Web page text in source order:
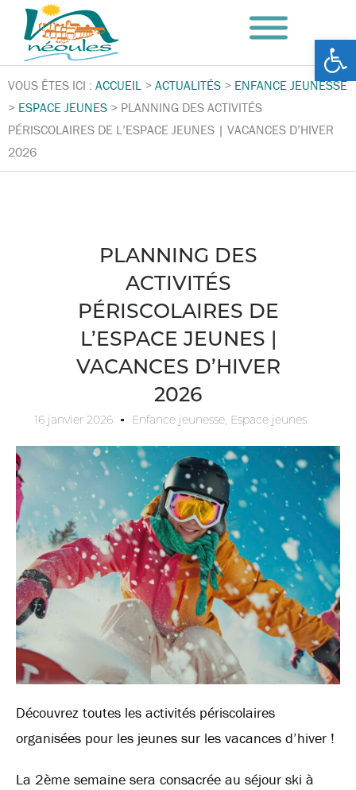
VOUS ÊTES ICI : ACCUEIL > ACTUALITÉS > ENFANCE JEUNESSE
> ESPACE JEUNES > PLANNING DES ACTIVITÉS
PÉRISCOLAIRES DE L’ESPACE JEUNES | VACANCES D’HIVER
2026
PLANNING DES
ACTIVITÉS
PÉRISCOLAIRES DE
L’ESPACE JEUNES |
VACANCES D’HIVER
2026
16 janvier 2026 Enfance jeunesse, Espace jeunes
Découvrez toutes les activités périscolaires
organisées pour les jeunes sur les vacances d’hiver !
La 2ème semaine sera consacrée au séjour ski à